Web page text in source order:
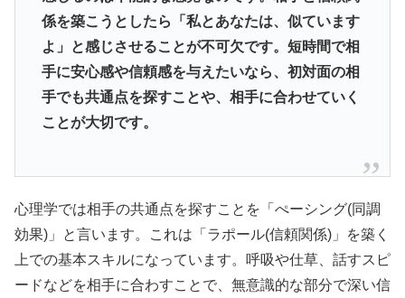
係を築こうとしたら「私とあなたは、似ています
よ」と感じさせることが不可欠です。短時間で相
手に安心感や信頼感を与えたいなら、初対面の相
手でも共通点を探すことや、相手に合わせていく
ことが大切です。
心理学では相手の共通点を探すことを「ぺーシング(同調
効果)」と言います。これは「ラポール(信頼関係)」を築く
上での基本スキルになっています。呼吸や仕草、話すスピ
ードなどを相手に合わすことで、無意識的な部分で深い信